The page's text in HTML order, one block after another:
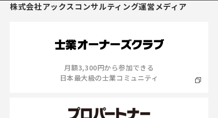
株式会社アックスコンサルティング運営メディア
月額3,300円から参加できる
日本最大級の士業コミュニティ